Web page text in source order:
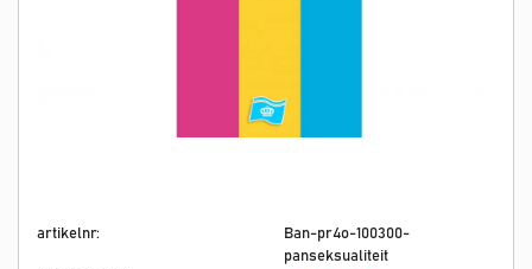
artikelnr:
Ban-pr4o-100300-
panseksualiteit